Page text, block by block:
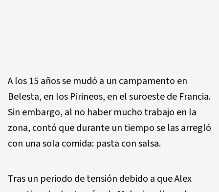
A los 15 años se mudó a un campamento en
Belesta, en los Pirineos, en el suroeste de Francia.
Sin embargo, al no haber mucho trabajo en la
zona, contó que durante un tiempo se las arregló
con una sola comida: pasta con salsa.
Tras un periodo de tensión debido a que Alex